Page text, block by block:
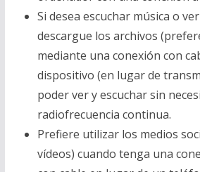
Si desea escuchar música o
descargue los archivos
mediante una conexión con
dispositivo (en lugar de
poder ver y escuchar sin
radiofrecuencia continua.
Prefiere utilizar los medios
vídeos) cuando tenga una